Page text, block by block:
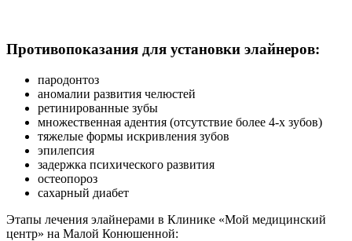
Противопоказания для установки элайнеров:
пародонтоз
аномалии развития челюстей
ретинированные зубы
множественная адентия (отсутствие более 4-х зубов)
тяжелые формы искривления зубов
эпилепсия
задержка психического развития
остеопороз
сахарный диабет
Этапы лечения элайнерами в Клинике «Мой медицинский
центр» на Малой Конюшенной: